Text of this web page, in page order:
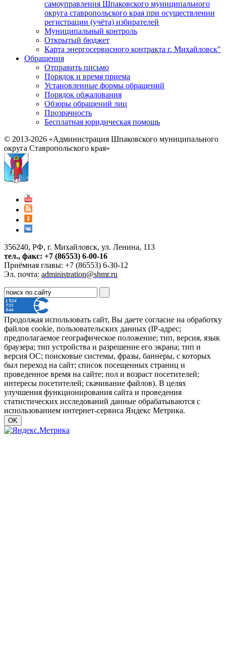
самоуправления Шпаковского муниципального
округа ставропольского края при осуществлении
регистрации (учёта) избирателей
Муниципальный контроль
Открытый бюджет
Карта энергосервисного контракта г. Михайловск"
Обращения
Отправить письмо
Порядок и время приема
Установленные формы обращений
Порядок обжалования
Обзоры обращений лиц
Прозрачность
Бесплатная юридическая помощь
© 2013-2026 «Администрация Шпаковского муниципального
округа Ставропольского края»
356240, РФ, г. Михайловск, ул. Ленина, 113
тел., факс: +7 (86553) 6-00-16
Приёмная главы: +7 (86553) 6-30-12
Эл. почта: administration@shmr.ru
Продолжая использовать сайт, Вы даете согласие на обработку
файлов cookie, пользовательских данных (IP-адрес;
предполагаемое географическое положение; тип, версия, язык
браузера; тип устройства и разрешение его экрана; тип и
версия ОС; поисковые системы, фразы, баннеры, с которых
был переход на сайт; список посещенных страниц и
проведенное время на сайте; пол и возраст посетителей;
интересы посетителей; скачивание файлов). В целях
улучшения функционирования сайта и проведения
статистических исследований данные обрабатываются с
использованием интернет-сервиса Яндекс Метрика.
OK